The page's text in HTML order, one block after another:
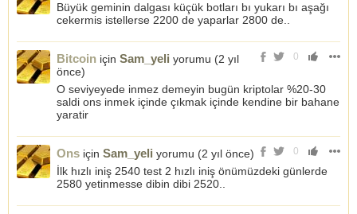
Büyük geminin dalgası küçük botları bı yukarı bı aşağı
cekermis istellerse 2200 de yaparlar 2800 de..
0
Bitcoin için Sam_yeli yorumu (2 yıl
önce)
O seviyeyede inmez demeyin bugün kriptolar %20-30
saldi ons inmek içinde çıkmak içinde kendine bir bahane
yaratir
0
Ons için Sam_yeli yorumu (2 yıl önce)
İlk hızlı iniş 2540 test 2 hızlı iniş önümüzdeki günlerde
2580 yetinmesse dibin dibi 2520..